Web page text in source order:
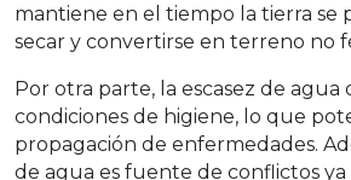
mantiene en el tiempo la tierra se
secar y convertirse en terreno no
Por otra parte, la escasez de agua
condiciones de higiene, lo que
propagación de enfermedades.
de agua es fuente de conflictos